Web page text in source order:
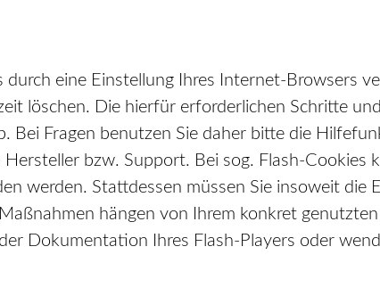
eine Einstellung Ihres Internet-Browsers
löschen. Die hierfür erforderlichen Schritte
Bei Fragen benutzen Sie daher bitte die
bzw. Support. Bei sog. Flash-Cookies
werden. Stattdessen müssen Sie insoweit die
hängen von Ihrem konkret
Dokumentation Ihres Flash-Players oder